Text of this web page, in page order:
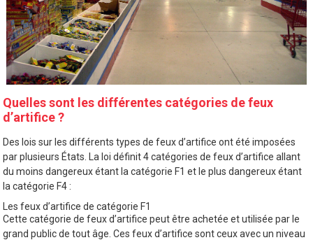
Quelles sont les différentes catégories de feux
d’artifice ?
Des lois sur les différents types de feux d’artifice ont été imposées
par plusieurs États. La loi définit 4 catégories de feux d’artifice allant
du moins dangereux étant la catégorie F1 et le plus dangereux étant
la catégorie F4 :
Les feux d’artifice de catégorie F1
Cette catégorie de feux d’artifice peut être achetée et utilisée par le
grand public de tout âge. Ces feux d’artifice sont ceux avec un niveau